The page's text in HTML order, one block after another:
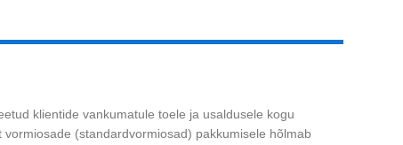
klientide vankumatule toele ja usaldusele kogu
(standardvormiosad) pakkumisele hõlmab